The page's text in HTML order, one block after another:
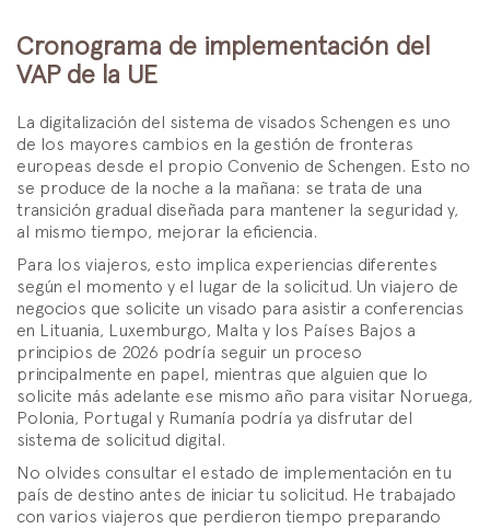
Cronograma de implementación del
VAP de la UE
La digitalización del sistema de visados Schengen es uno
de los mayores cambios en la gestión de fronteras
europeas desde el propio Convenio de Schengen. Esto no
se produce de la noche a la mañana: se trata de una
transición gradual diseñada para mantener la seguridad y,
al mismo tiempo, mejorar la eficiencia.
Para los viajeros, esto implica experiencias diferentes
según el momento y el lugar de la solicitud. Un viajero de
negocios que solicite un visado para asistir a conferencias
en Lituania, Luxemburgo, Malta y los Países Bajos a
principios de 2026 podría seguir un proceso
principalmente en papel, mientras que alguien que lo
solicite más adelante ese mismo año para visitar Noruega,
Polonia, Portugal y Rumanía podría ya disfrutar del
sistema de solicitud digital.
No olvides consultar el estado de implementación en tu
país de destino antes de iniciar tu solicitud. He trabajado
con varios viajeros que perdieron tiempo preparando